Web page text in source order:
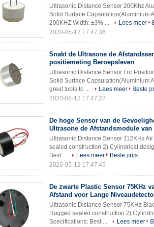
Ultrasonic Distance Sensor 200Khz
Solid Surface Capsulation(Aluminium
200KHZ Width: ±3% ...
Lees meer
2020-05-12 17:47:36
Snakt de Ultrasone de
positiemeting Beroepsleven
Ultrasonic Distance Sensor For
Solid Surface Capsulation(Aluminium
great tools to ...
Lees meer
Beste
2020-05-12 17:47:27
De hoge Sensor van de
Ultrasone de Afstandsmodule van
Ultrasonic Distance Sensor 112KHz
sealed construction 2) Cylindrical
Best ...
Lees meer
Beste prijs
2020-05-12 17:47:45
De zwarte Plastic Sensor 75KHz
Afstand voor Lange
Ultrasonic Distance Sensor 75KHz
Rugged sealed construction 2)
Specifications: Best ...
Lees meer